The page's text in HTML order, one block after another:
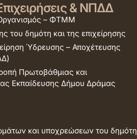
& ΝΠΔΔ
Οργανισμός – ΦΤΜΜ
του δημότη και της επιχείρησης
Ύδρευσης – Αποχέτευσης
Πρωτοβάθμιας και
Εκπαίδευσης Δήμου Δράμας
και υποχρεώσεων του δημότη